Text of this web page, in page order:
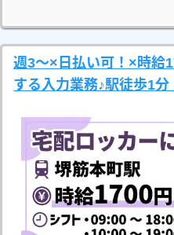
週3～×日払い可！×時給
する入力業務♪駅徒歩1分